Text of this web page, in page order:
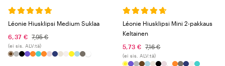
Léonie Hiusklipsi Medium Suklaa
6,37 €
7,95 €
(ei sis. ALV:tä)
Léonie Hiusklipsi Mini 2-pakkaus
Keltainen
5,73 €
7,16 €
(ei sis. ALV:tä)